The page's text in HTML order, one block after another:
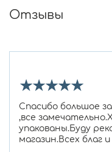
Отзывы
★★★★★
Спасибо большое
,все
упакованы.Буду
магазин.Всех благ